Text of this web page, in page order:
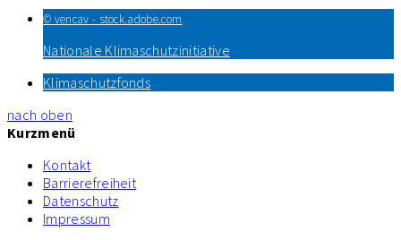
© vencav - stock.adobe.com
Nationale Klimaschutzinitiative
Klimaschutzfonds
nach oben
Kurzmenü
Kontakt
Barrierefreiheit
Datenschutz
Impressum